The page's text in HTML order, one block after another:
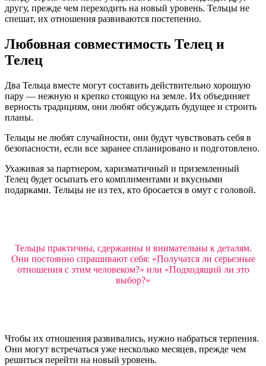
другу, прежде чем переходить на новый уровень. Тельцы не
спешат, их отношения развиваются постепенно.
Любовная совместимость Телец и
Телец
Два Тельца вместе могут составить действительно хорошую
пару — нежную и крепко стоящую на земле. Их объединяет
верность традициям, они любят обсуждать будущее и строить
планы.
Тельцы не любят случайности, они будут чувствовать себя в
безопасности, если все заранее спланировано и подготовлено.
Ухаживая за партнером, харизматичный и приземленный
Телец будет осыпать его комплиментами и вкусными
подарками. Тельцы не из тех, кто бросается в омут с головой.
Тельцы практичны, сдержанны и внимательны к деталям.
Они постоянно спрашивают себя: «Получатся ли серьезные
отношения с этим человеком?» или «Подходящий ли это
выбор?»
Чтобы их отношения развивались, нужно набраться терпения.
Они могут встречаться уже несколько месяцев, прежде чем
решиться перейти на новый уровень.